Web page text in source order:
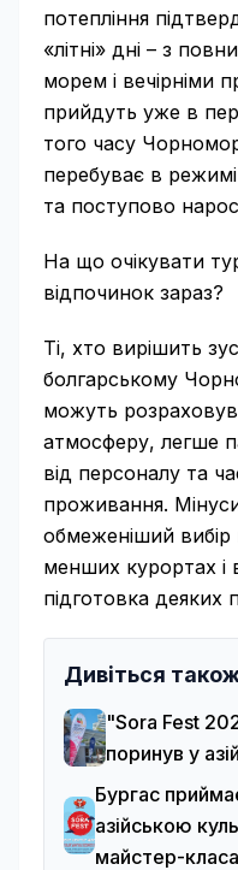
потепління
«літні» дні – з
морем і вечірніми
прийдуть уже в
того часу
перебуває в
та поступово
На що очікувати
відпочинок зараз?
Ті, хто вирішить
болгарському
можуть
атмосферу, легше
від персоналу та
проживання.
обмеженіший
менших курортах
підготовка деяких
Дивіться
"Sora Fest
поринув у
Бургас
азійською
майстер-